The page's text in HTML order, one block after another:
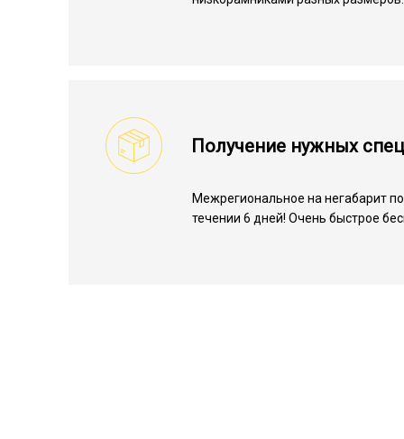
Получение нужных
Межрегиональное на негабарит
течении 6 дней! Очень быстрое